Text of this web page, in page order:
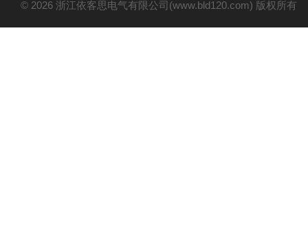
© 2026 浙江依客思电气有限公司(www.bld120.com) 版权所有